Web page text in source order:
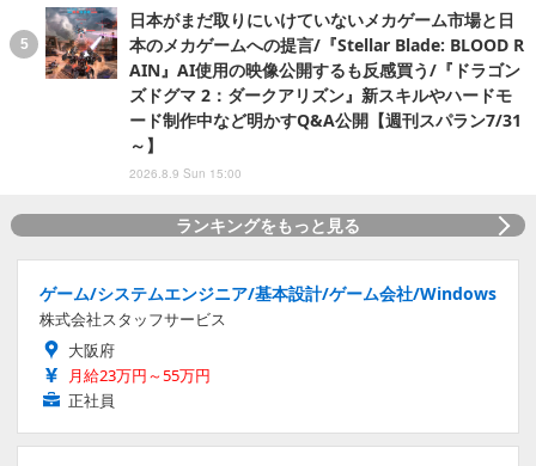
日本がまだ取りにいけていないメカゲーム市場と日
本のメカゲームへの提言/『Stellar Blade: BLOOD R
AIN』AI使用の映像公開するも反感買う/『ドラゴン
ズドグマ 2：ダークアリズン』新スキルやハードモ
ード制作中など明かすQ&A公開【週刊スパラン7/31
～】
2026.8.9 Sun 15:00
ランキングをもっと見る
ゲーム/システムエンジニア/基本設計/ゲーム会社/Windows
株式会社スタッフサービス
大阪府
月給23万円～55万円
正社員